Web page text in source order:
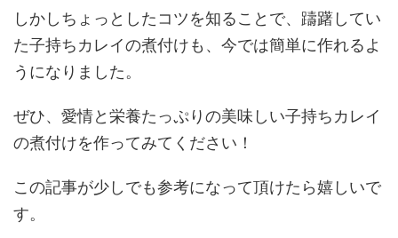
しかしちょっとしたコツを知ることで、躊躇してい
た子持ちカレイの煮付けも、今では簡単に作れるよ
うになりました。
ぜひ、愛情と栄養たっぷりの美味しい子持ちカレイ
の煮付けを作ってみてください！
この記事が少しでも参考になって頂けたら嬉しいで
す。